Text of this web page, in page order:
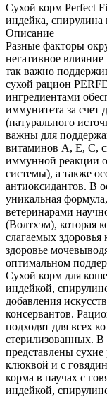
Сухой корм Perfect
индейка, спирулина
Описание
Разные факторы
негативное
так важно
сухой рацион
ингредиентами
иммунитета за счет
(натурального
важны для
витаминов A, E, C,
иммунной реакции
системы), а также
антиоксидантов. В
уникальная
ветеринарами
(Волтхэм), которая
слагаемых
здоровье
оптимальном
Сухой корм для
индейкой,
добавления
консервантов.
подходят для всех
стерилизованных.
представлены
клюквой и с
корма в паучах с
индейкой,